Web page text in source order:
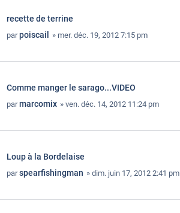
recette de terrine
parpoiscail » mer. déc. 19, 2012 7:15 pm
Comme manger le sarago...VIDEO
parmarcomix » ven. déc. 14, 2012 11:24 pm
Loup à la Bordelaise
parspearfishingman » dim. juin 17, 2012 2:41 pm